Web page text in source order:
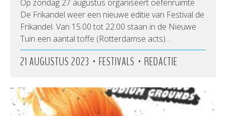
Op zondag 27 augustus organiseert oefenruimte
De Frikandel weer een nieuwe editie van Festival de
Frikandel. Van 15:00 tot 22:00 staan in de Nieuwe
Tuin een aantal toffe (Rotterdamse acts)…
21 AUGUSTUS 2023 • FESTIVALS • REDACTIE